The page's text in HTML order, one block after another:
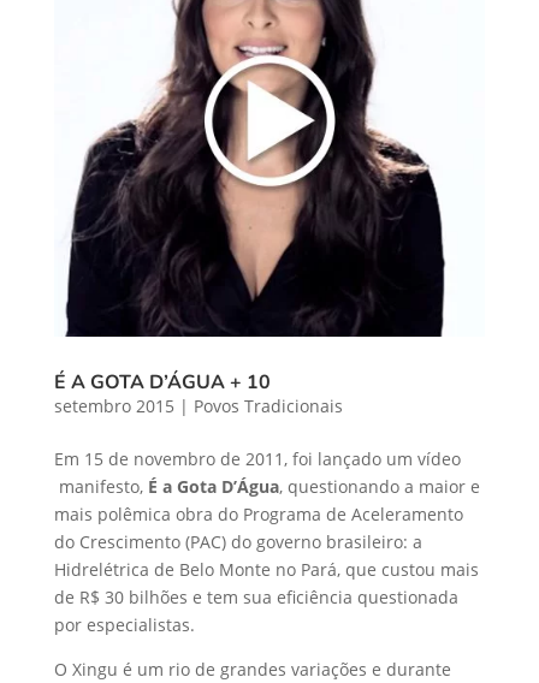
É A GOTA D’ÁGUA + 10
setembro 2015 | Povos Tradicionais
Em 15 de novembro de 2011, foi lançado um vídeo
manifesto, É a Gota D’Água, questionando a maior e
mais polêmica obra do Programa de Aceleramento
do Crescimento (PAC) do governo brasileiro: a
Hidrelétrica de Belo Monte no Pará, que custou mais
de R$ 30 bilhões e tem sua eficiência questionada
por especialistas.
O Xingu é um rio de grandes variações e durante